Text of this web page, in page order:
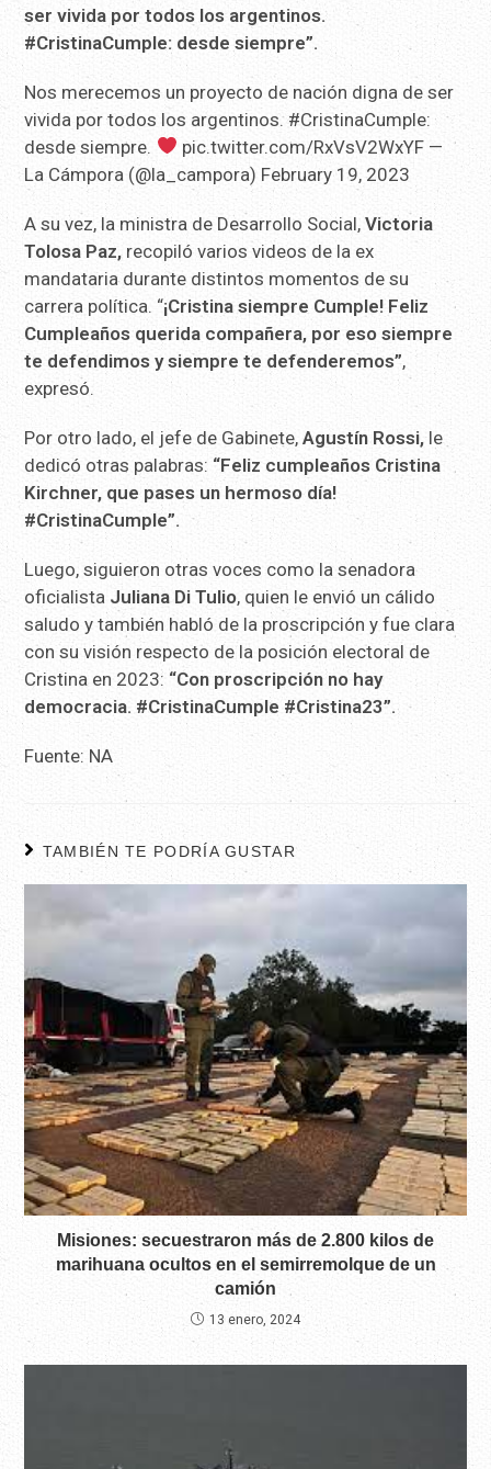
ser vivida por todos los argentinos.
#CristinaCumple: desde siempre”.
Nos merecemos un proyecto de nación digna de ser
vivida por todos los argentinos. #CristinaCumple:
desde siempre.
pic.twitter.com/RxVsV2WxYF —
La Cámpora (@la_campora) February 19, 2023
A su vez, la ministra de Desarrollo Social,Victoria
Tolosa Paz, recopiló varios videos de la ex
mandataria durante distintos momentos de su
carrera política. “¡Cristina siempre Cumple! Feliz
Cumpleaños querida compañera, por eso siempre
te defendimos y siempre te defenderemos”,
expresó.
Por otro lado, el jefe de Gabinete,Agustín Rossi,le
dedicó otras palabras: “Feliz cumpleaños Cristina
Kirchner, que pases un hermoso día!
#CristinaCumple”.
Luego, siguieron otras voces como la senadora
oficialista Juliana Di Tulio, quien le envió un cálido
saludo y también habló de la proscripción y fue clara
con su visión respecto de la posición electoral de
Cristina en 2023: “Con proscripción no hay
democracia. #CristinaCumple #Cristina23”.
Fuente: NA
TAMBIÉN TE PODRÍA GUSTAR
Misiones: secuestraron más de 2.800 kilos de
marihuana ocultos en el semirremolque de un
camión
13 enero, 2024